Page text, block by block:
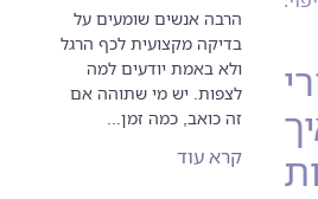
הרבה אנשים שומעים על
בדיקה מקצועית לכף הרגל
ולא באמת יודעים למה
לצפות. יש מי שתוהה אם
זה כואב, כמה זמן...
קרא עוד